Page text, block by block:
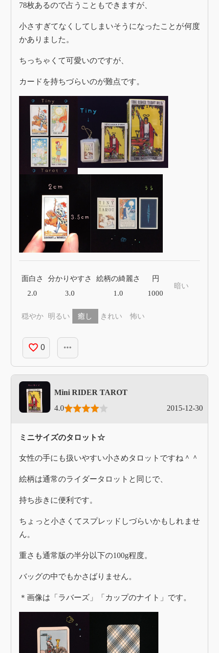
78枚あるので占うこともできますが、
小さすぎてなくしてしまいそうになったことが何度
かありました。
ちっちゃくて可愛いのですが、
カードを持ちづらいのが難点です。
面白さ
2.0
分かりやすさ
3.0
絵柄の綺麗さ
1.0
円
1000
暗い
穏やか 明るい 癒し きれい 怖い
favorite_border 0 more_horiz
Mini RIDER TAROT
4.0
2015-12-30
ミニサイズのタロット☆
女性の手にも扱いやすい小さめタロットですね＾＾
絵柄は通常のライダータロットと同じで、
持ち歩きに便利です。
ちょっと小さくてスプレッドしづらいかもしれませ
ん。
重さも通常版の半分以下の100g程度。
バッグの中でもかさばりません。
＊画像は「ラバーズ」「カップのナイト」です。